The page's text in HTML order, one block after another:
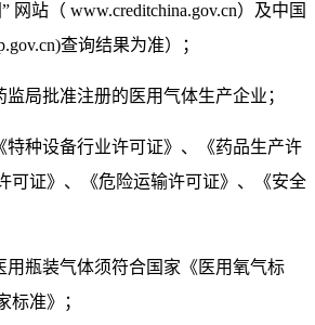
网站（ www.creditchina.gov.cn）及中国
查询结果为准）
；
监局批准注册的医用气体生产企业；
特种设备行业许可证》、《药品生产许
可证》、《危险运输许可证》、《安全
用瓶装气体须符合国家《医用氧气标
标准》；